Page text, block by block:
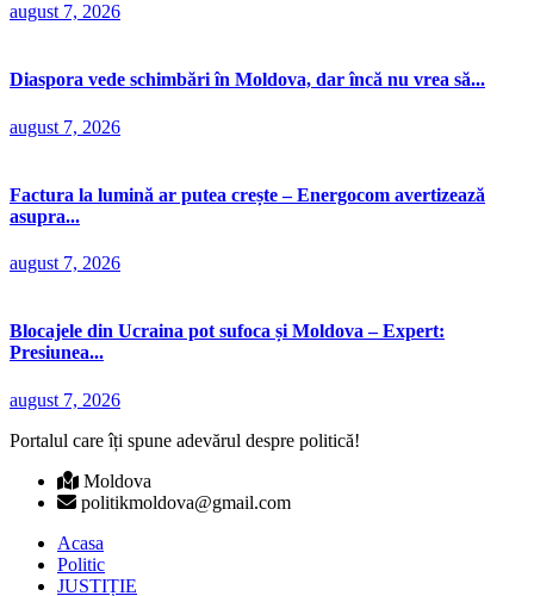
august 7, 2026
Diaspora vede schimbări în Moldova, dar încă nu vrea să...
august 7, 2026
Factura la lumină ar putea crește – Energocom avertizează
asupra...
august 7, 2026
Blocajele din Ucraina pot sufoca și Moldova – Expert:
Presiunea...
august 7, 2026
Portalul care îți spune adevărul despre politică!
Moldova
politikmoldova@gmail.com
Acasa
Politic
JUSTIȚIE